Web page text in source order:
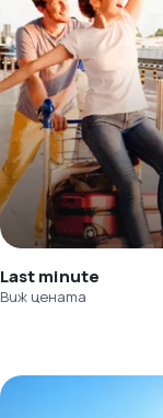
Last minute
Виж цената